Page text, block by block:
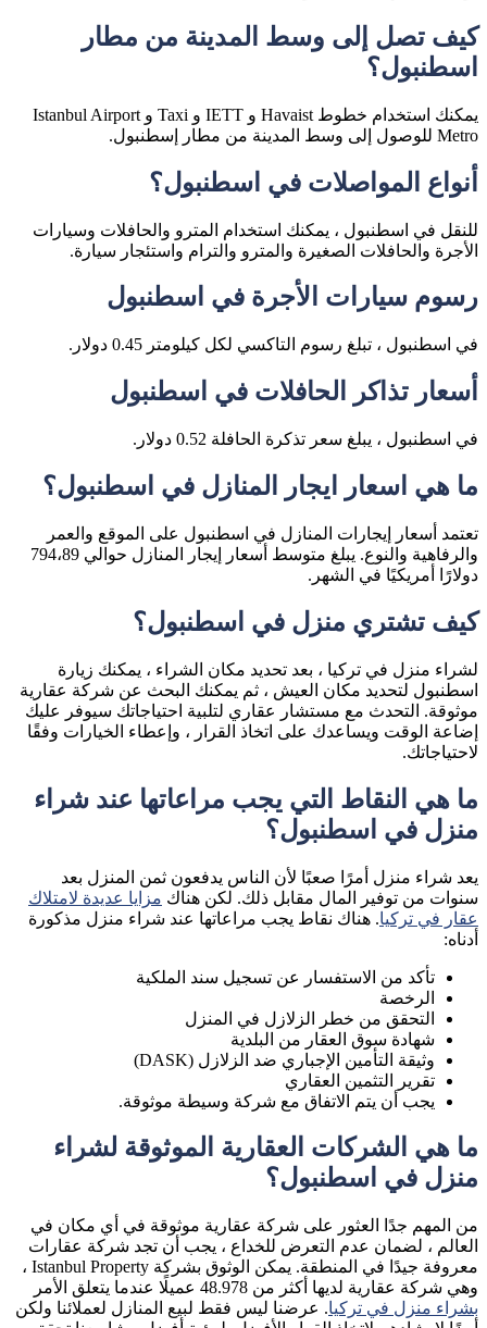
كيف تصل إلى وسط المدينة من مطار
اسطنبول؟
يمكنك استخدام خطوط Havaist و IETT و Taxi و Istanbul Airport
Metro للوصول إلى وسط المدينة من مطار إسطنبول.
أنواع المواصلات في اسطنبول؟
للنقل في اسطنبول ، يمكنك استخدام المترو والحافلات وسيارات
الأجرة والحافلات الصغيرة والمترو والترام واستئجار سيارة.
رسوم سيارات الأجرة في اسطنبول
في اسطنبول ، تبلغ رسوم التاكسي لكل كيلومتر 0.45 دولار.
أسعار تذاكر الحافلات في اسطنبول
في اسطنبول ، يبلغ سعر تذكرة الحافلة 0.52 دولار.
ما هي اسعار ايجار المنازل في اسطنبول؟
تعتمد أسعار إيجارات المنازل في اسطنبول على الموقع والعمر
والرفاهية والنوع. يبلغ متوسط أسعار إيجار المنازل حوالي 794،89
دولارًا أمريكيًا في الشهر.
كيف تشتري منزل في اسطنبول؟
لشراء منزل في تركيا ، بعد تحديد مكان الشراء ، يمكنك زيارة
اسطنبول لتحديد مكان العيش ، ثم يمكنك البحث عن شركة عقارية
موثوقة. التحدث مع مستشار عقاري لتلبية احتياجاتك سيوفر عليك
إضاعة الوقت ويساعدك على اتخاذ القرار ، وإعطاء الخيارات وفقًا
لاحتياجاتك.
ما هي النقاط التي يجب مراعاتها عند شراء
منزل في اسطنبول؟
يعد شراء منزل أمرًا صعبًا لأن الناس يدفعون ثمن المنزل بعد
سنوات من توفير المال مقابل ذلك. لكن هناك مزايا عديدة لامتلاك
عقار في تركيا. هناك نقاط يجب مراعاتها عند شراء منزل مذكورة
أدناه:
تأكد من الاستفسار عن تسجيل سند الملكية
الرخصة
التحقق من خطر الزلازل في المنزل
شهادة سوق العقار من البلدية
وثيقة التأمين الإجباري ضد الزلازل (DASK)
تقرير التثمين العقاري
يجب أن يتم الاتفاق مع شركة وسيطة موثوقة.
ما هي الشركات العقارية الموثوقة لشراء
منزل في اسطنبول؟
من المهم جدًا العثور على شركة عقارية موثوقة في أي مكان في
العالم ، لضمان عدم التعرض للخداع ، يجب أن تجد شركة عقارات
معروفة جيدًا في المنطقة. يمكن الوثوق بشركة Istanbul Property ،
وهي شركة عقارية لديها أكثر من 48.978 عميلًا عندما يتعلق الأمر
بشراء منزل في تركيا. عرضنا ليس فقط لبيع المنازل لعملائنا ولكن